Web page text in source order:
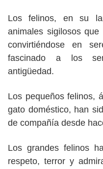
Los felinos, en su
animales sigilosos
convirtiéndose en
fascinado a los
antigüedad.
Los pequeños felinos,
gato doméstico, han
de compañía desde
Los grandes felinos
respeto, terror y